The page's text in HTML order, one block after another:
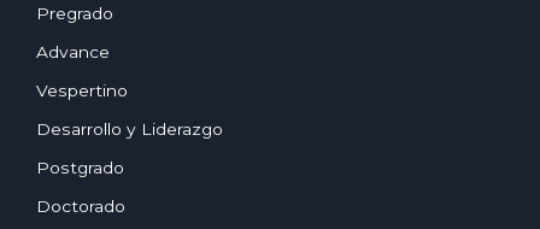
Pregrado
Advance
Vespertino
Desarrollo y Liderazgo
Postgrado
Doctorado